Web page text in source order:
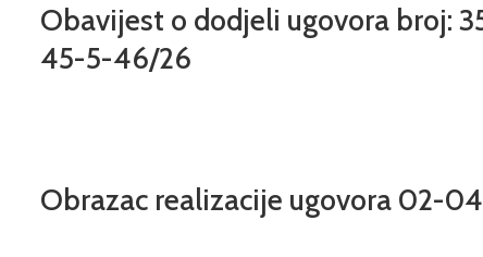
Obavijest o dodjeli ugovora broj:
45-5-46/26
Obrazac realizacije ugovora 02-